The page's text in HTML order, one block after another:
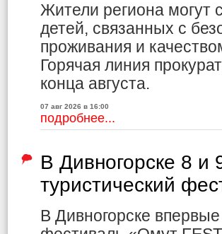
Жители региона могут
детей, связанных с
проживания и
Горячая линия
конца августа.
07 авг 2026 в 16:00
подробнее...
В Дивногорске 8 и
туристический
В Дивногорске